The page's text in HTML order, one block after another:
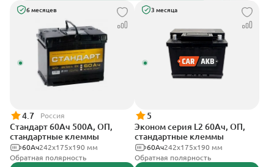
6 месяцев
4.7 Россия
Стандарт 60Ач 500А, ОП,
стандартные клеммы
242x175x190 мм
60Ач
Обратная полярность
3 месяца
5
Эконом серия L2 60Ач, ОП,
стандартные клеммы
242х175х190 мм
60Ач
Обратная полярность